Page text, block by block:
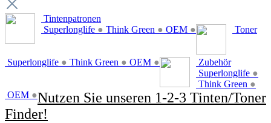
Tintenpatronen
Superlonglife ● Think Green ● OEM ● Toner
Superlonglife ● Think Green ● OEM ●
Zubehör
Superlonglife ●
Think Green ●
OEM ●Nutzen Sie unseren 1-2-3 Tinten/Toner
Finder!